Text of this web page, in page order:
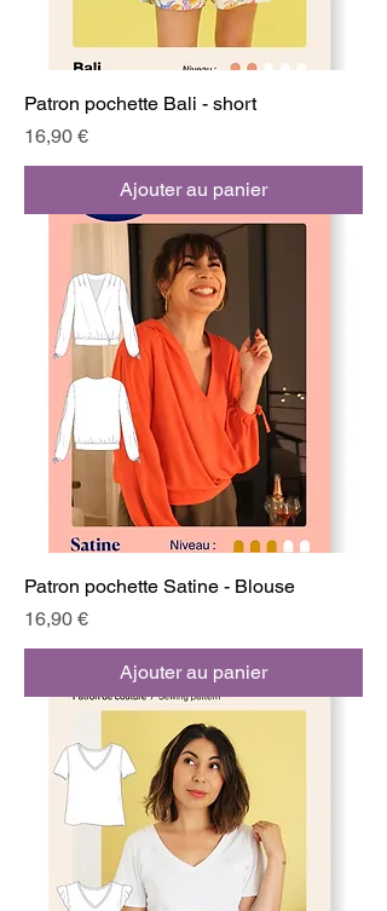
Patron pochette Bali - short
Prix
16,90 €
Ajouter au panier
Patron pochette Satine - Blouse
Prix
16,90 €
Ajouter au panier